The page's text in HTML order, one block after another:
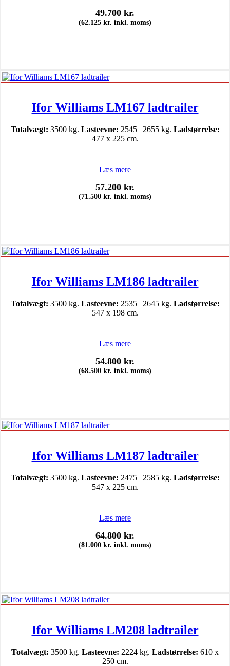
49.700 kr.
(62.125 kr. inkl. moms)
Ifor Williams LM167 ladtrailer
Totalvægt: 3500 kg. Lasteevne: 2545 | 2655 kg. Ladstørrelse:
477 x 225 cm.
Læs mere
57.200 kr.
(71.500 kr. inkl. moms)
Ifor Williams LM186 ladtrailer
Totalvægt: 3500 kg. Lasteevne: 2535 | 2645 kg. Ladstørrelse:
547 x 198 cm.
Læs mere
54.800 kr.
(68.500 kr. inkl. moms)
Ifor Williams LM187 ladtrailer
Totalvægt: 3500 kg. Lasteevne: 2475 | 2585 kg. Ladstørrelse:
547 x 225 cm.
Læs mere
64.800 kr.
(81.000 kr. inkl. moms)
Ifor Williams LM208 ladtrailer
Totalvægt: 3500 kg. Lasteevne: 2224 kg. Ladstørrelse: 610 x
250 cm.